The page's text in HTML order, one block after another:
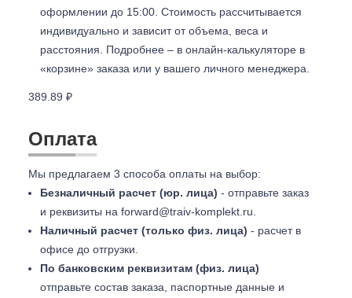
оформлении до 15:00. Стоимость рассчитывается
индивидуально и зависит от объема, веса и
расстояния. Подробнее – в онлайн-калькуляторе в
«корзине» заказа или у вашего личного менеджера.
389.89 ₽
Оплата
Мы предлагаем 3 способа оплаты на выбор:
Безналичный расчет (юр. лица) - отправьте заказ
и реквизиты на forward@traiv-komplekt.ru
Наличный расчет (только физ. лица) - расчет в
офисе до отгрузки.
По банковским реквизитам (физ. лица)
отправьте состав заказа, паспортные данные и